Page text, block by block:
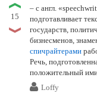
15
– с англ.
подготавливает
государств,
бизнесменов,
спичрайтерами
Речь,
положительный
Loffy